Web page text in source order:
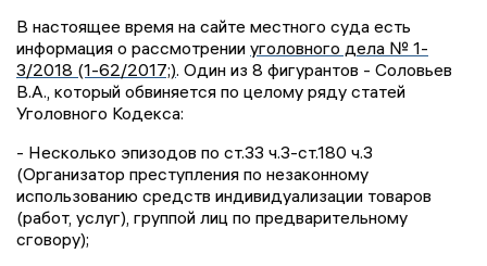
В настоящее время на сайте местного суда есть
информация о рассмотрении уголовного дела № 1-
3/2018 (1-62/2017;). Один из 8 фигурантов - Соловьев
В.А., который обвиняется по целому ряду статей
Уголовного Кодекса:
- Несколько эпизодов по ст.33 ч.3-ст.180 ч.3
(Организатор преступления по незаконному
использованию средств индивидуализации товаров
(работ, услуг), группой лиц по предварительному
сговору);